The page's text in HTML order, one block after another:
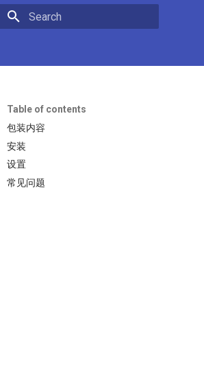
Table of contents
包装内容
安装
设置
常见问题